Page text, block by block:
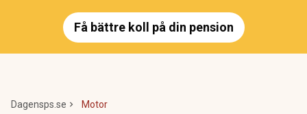
Få bättre koll på din pension
Dagensps.se Motor